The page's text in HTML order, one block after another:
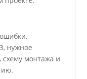
нужное
схему монтажа и